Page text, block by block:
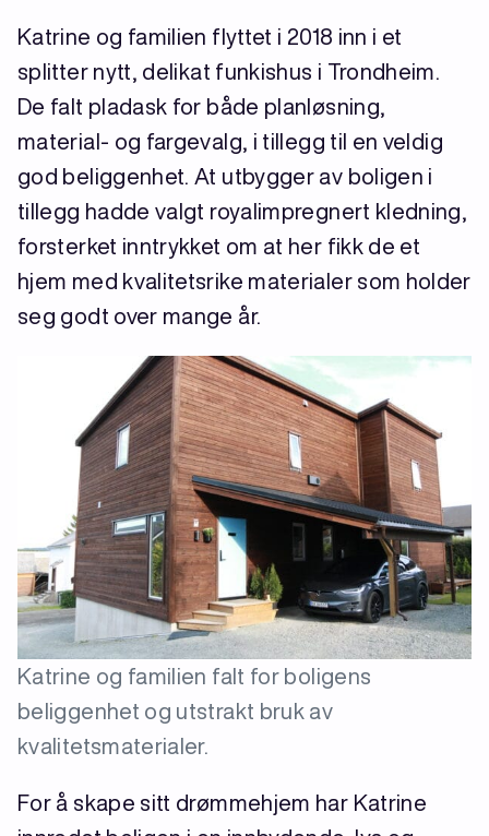
Katrine og familien flyttet i 2018 inn i et
splitter nytt, delikat funkishus i Trondheim.
De falt pladask for både planløsning,
material- og fargevalg, i tillegg til en veldig
god beliggenhet. At utbygger av boligen i
tillegg hadde valgt royalimpregnert kledning,
forsterket inntrykket om at her fikk de et
hjem med kvalitetsrike materialer som holder
seg godt over mange år.
Katrine og familien falt for boligens
beliggenhet og utstrakt bruk av
kvalitetsmaterialer.
For å skape sitt drømmehjem har Katrine